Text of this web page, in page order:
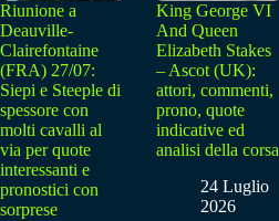
Riunione a
Deauville-
Clairefontaine
(FRA) 27/07:
Siepi e Steeple di
spessore con
molti cavalli al
via per quote
interessanti e
pronostici con
sorprese
King George VI
And Queen
Elizabeth Stakes
– Ascot (UK):
attori, commenti,
prono, quote
indicative ed
analisi della corsa
24 Luglio
2026